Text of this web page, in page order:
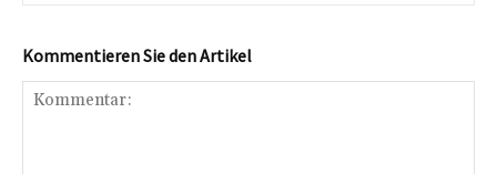
Kommentieren Sie den Artikel